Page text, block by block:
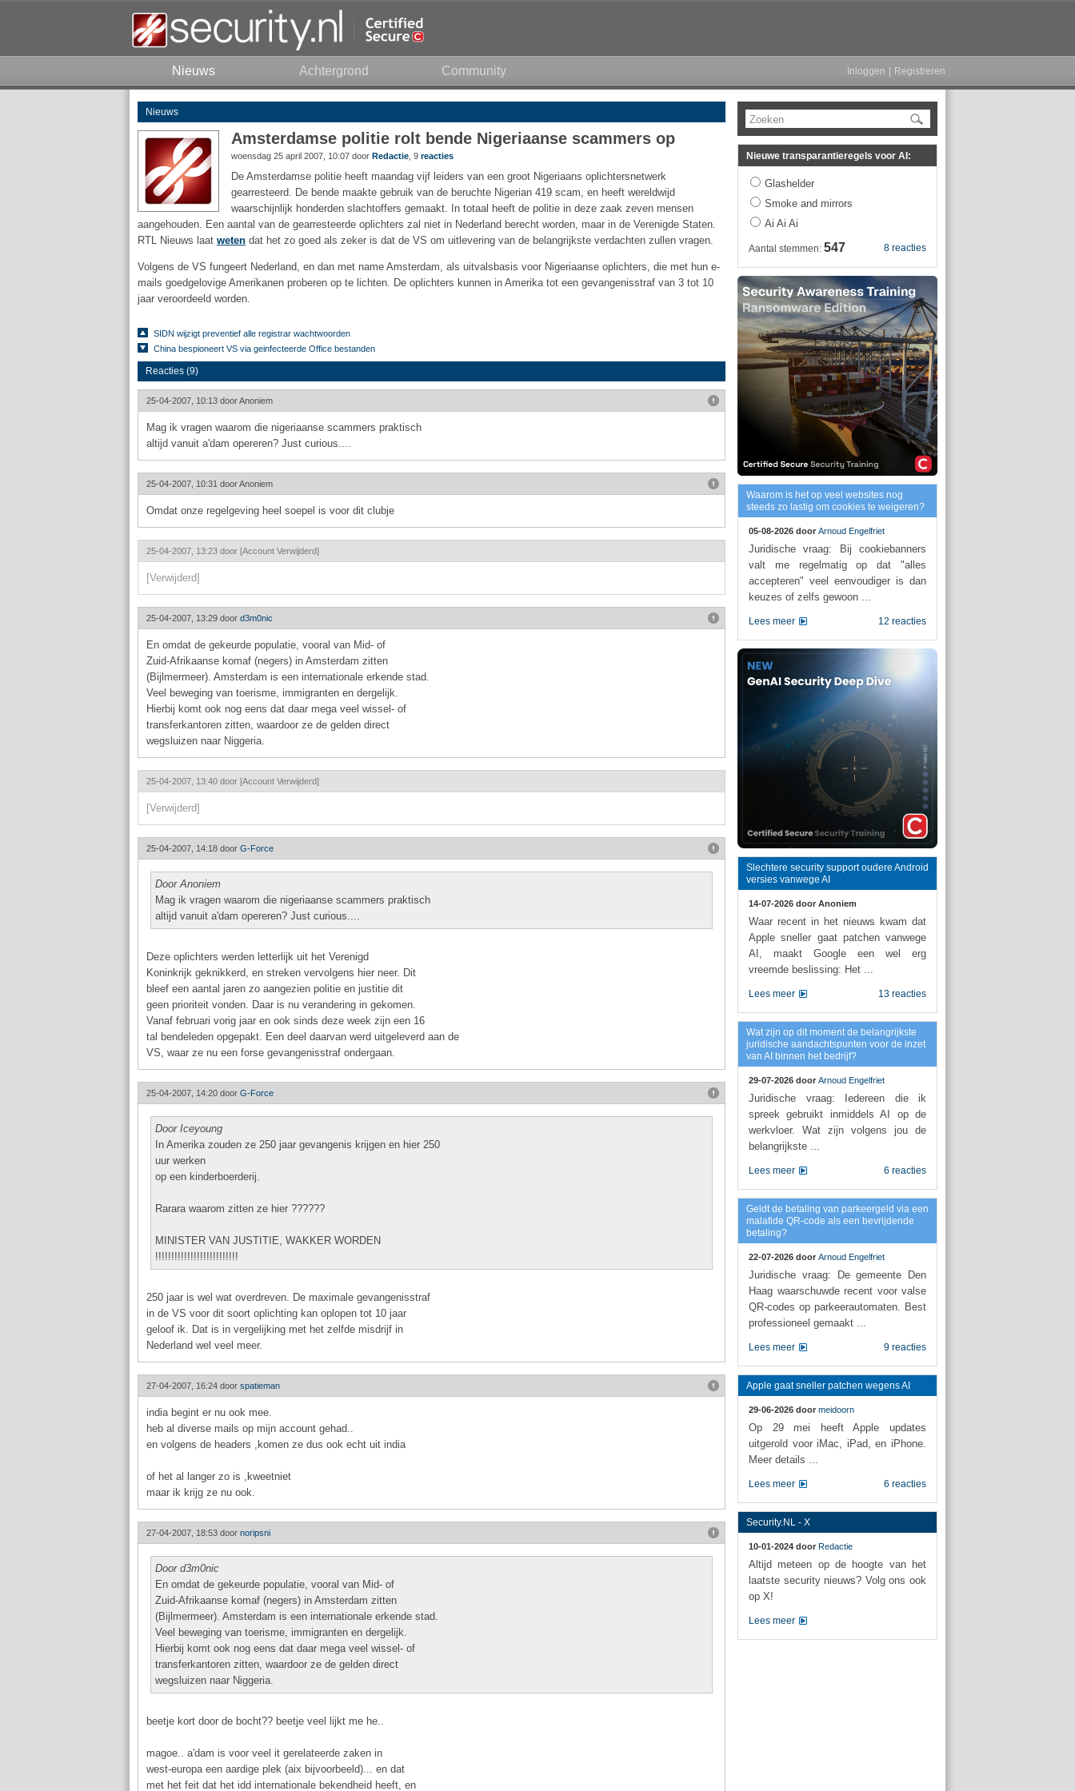
Nieuws Achtergrond Community Inloggen Registreren
Nieuws
Amsterdamse politie rolt bende Nigeriaanse scammers op
woensdag 25 april 2007, 10:07 door Redactie , 9 reacties
De Amsterdamse politie heeft maandag vijf leiders van een groot Nigeriaans oplichtersnetwerk
gearresteerd. De bende maakte gebruik van de beruchte Nigerian 419 scam, en heeft wereldwijd
waarschijnlijk honderden slachtoffers gemaakt. In totaal heeft de politie in deze zaak zeven mensen
aangehouden. Een aantal van de gearresteerde oplichters zal niet in Nederland berecht worden, maar in de Verenigde Staten.
RTL Nieuws laat weten dat het zo goed als zeker is dat de VS om uitlevering van de belangrijkste verdachten zullen vragen.
Volgens de VS fungeert Nederland, en dan met name Amsterdam, als uitvalsbasis voor Nigeriaanse oplichters, die met hun e-
mails goedgelovige Amerikanen proberen op te lichten. De oplichters kunnen in Amerika tot een gevangenisstraf van 3 tot 10
jaar veroordeeld worden.
SIDN wijzigt preventief alle registrar wachtwoorden
China bespioneert VS via geinfecteerde Office bestanden
Reacties (9)
25-04-2007, 10:13 doorAnoniem
Mag ik vragen waarom die nigeriaanse scammers praktisch
altijd vanuit a'dam opereren? Just curious....
25-04-2007, 10:31 doorAnoniem
Omdat onze regelgeving heel soepel is voor dit clubje
25-04-2007, 13:23 door [Account Verwijderd]
[Verwijderd]
25-04-2007, 13:29 door d3m0nic
En omdat de gekeurde populatie, vooral van Mid- of
Zuid-Afrikaanse komaf (negers) in Amsterdam zitten
(Bijlmermeer). Amsterdam is een internationale erkende stad.
Veel beweging van toerisme, immigranten en dergelijk.
Hierbij komt ook nog eens dat daar mega veel wissel- of
transferkantoren zitten, waardoor ze de gelden direct
wegsluizen naar Niggeria.
25-04-2007, 13:40 door [Account Verwijderd]
[Verwijderd]
25-04-2007, 14:18 door G-Force
Door Anoniem
Mag ik vragen waarom die nigeriaanse scammers praktisch
altijd vanuit a'dam opereren? Just curious....
Deze oplichters werden letterlijk uit het Verenigd
Koninkrijk geknikkerd, en streken vervolgens hier neer. Dit
bleef een aantal jaren zo aangezien politie en justitie dit
geen prioriteit vonden. Daar is nu verandering in gekomen.
Vanaf februari vorig jaar en ook sinds deze week zijn een 16
tal bendeleden opgepakt. Een deel daarvan werd uitgeleverd aan de
VS, waar ze nu een forse gevangenisstraf ondergaan.
25-04-2007, 14:20 door G-Force
Door Iceyoung
In Amerika zouden ze 250 jaar gevangenis krijgen en hier 250
uur werken
op een kinderboerderij.
Rarara waarom zitten ze hier ??????
MINISTER VAN JUSTITIE, WAKKER WORDEN
!!!!!!!!!!!!!!!!!!!!!!!!!!
250 jaar is wel wat overdreven. De maximale gevangenisstraf
in de VS voor dit soort oplichting kan oplopen tot 10 jaar
geloof ik. Dat is in vergelijking met het zelfde misdrijf in
Nederland wel veel meer.
27-04-2007, 16:24 door spatieman
india begint er nu ook mee.
heb al diverse mails op mijn account gehad..
en volgens de headers ,komen ze dus ook echt uit india
of het al langer zo is ,kweetniet
maar ik krijg ze nu ook.
27-04-2007, 18:53 door noripsni
Door d3m0nic
En omdat de gekeurde populatie, vooral van Mid- of
Zuid-Afrikaanse komaf (negers) in Amsterdam zitten
(Bijlmermeer). Amsterdam is een internationale erkende stad.
Veel beweging van toerisme, immigranten en dergelijk.
Hierbij komt ook nog eens dat daar mega veel wissel- of
transferkantoren zitten, waardoor ze de gelden direct
wegsluizen naar Niggeria.
beetje kort door de bocht?? beetje veel lijkt me he..
magoe.. a'dam is voor veel it gerelateerde zaken in
west-europa een aardige plek (aix bijvoorbeeld)... en dat
met het feit dat het idd internationale bekendheid heeft, en
Zoeken
Nieuwe transparantieregels voor AI:
Glashelder
Smoke and mirrors
Ai Ai Ai
8 reacties
Aantal stemmen: 547
Waarom is het op veel websites nog
steeds zo lastig om cookies te weigeren?
05-08-2026 door Arnoud Engelfriet
Juridische vraag: Bij cookiebanners
valt me regelmatig op dat "alles
accepteren" veel eenvoudiger is dan
keuzes of zelfs gewoon ...
12 reacties
Lees meer
Slechtere security support oudere Android
versies vanwege AI
14-07-2026 door Anoniem
Waar recent in het nieuws kwam dat
Apple sneller gaat patchen vanwege
AI, maakt Google een wel erg
vreemde beslissing: Het ...
13 reacties
Lees meer
Wat zijn op dit moment de belangrijkste
juridische aandachtspunten voor de inzet
van AI binnen het bedrijf?
29-07-2026 door Arnoud Engelfriet
Juridische vraag: Iedereen die ik
spreek gebruikt inmiddels AI op de
werkvloer. Wat zijn volgens jou de
belangrijkste ...
6 reacties
Lees meer
Geldt de betaling van parkeergeld via een
malafide QR-code als een bevrijdende
betaling?
22-07-2026 door Arnoud Engelfriet
Juridische vraag: De gemeente Den
Haag waarschuwde recent voor valse
QR-codes op parkeerautomaten. Best
professioneel gemaakt ...
9 reacties
Lees meer
Apple gaat sneller patchen wegens AI
29-06-2026 door meidoorn
Op 29 mei heeft Apple updates
uitgerold voor iMac, iPad, en iPhone.
Meer details ...
6 reacties
Lees meer
Security.NL - X
10-01-2024 door Redactie
Altijd meteen op de hoogte van het
laatste security nieuws? Volg ons ook
op X!
Lees meer